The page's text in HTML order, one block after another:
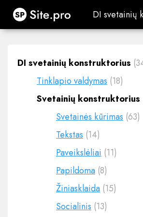
Site.pro DI svetainių
DI svetainių
DI svetainių konstruktorius
Tinklapio valdymas (18)
Svetainių konstruktorius
Svetainės kūrimas (63)
Tekstas (14)
Paveikslėliai (11)
Papildoma (8)
Žiniasklaida (15)
Socialinis (13)